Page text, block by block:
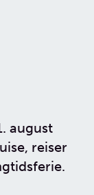
august
reiser